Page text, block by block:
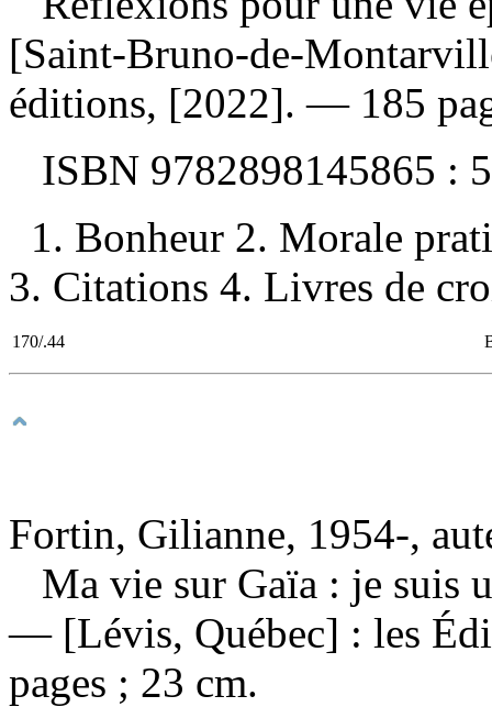
[Saint-Bruno-de-
éditions, [2022]. — 185
ISBN 9782898145865 :
1. Bonheur 2. Morale
3. Citations 4. Livres de
170/.44
Fortin, Gilianne, 1954-,
Ma vie sur Gaïa : je suis
— [Lévis, Québec] : les
pages ; 23 cm.